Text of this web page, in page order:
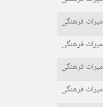
میراث فرهنگی
میراث فرهنگی
میراث فرهنگی
میراث فرهنگی